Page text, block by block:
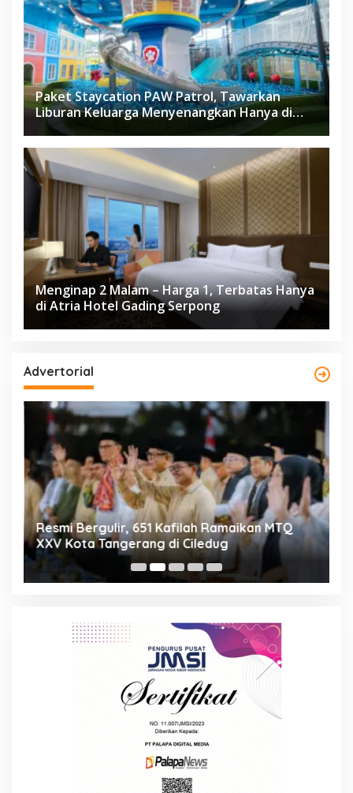
Paket Staycation PAW Patrol, Tawarkan
Liburan Keluarga Menyenangkan Hanya di
Herloom Hotel BSD
Menginap 2 Malam – Harga 1, Terbatas Hanya
di Atria Hotel Gading Serpong
Advertorial
Resmi Bergulir, 651 Kafilah Ramaikan MTQ
XXV Kota Tangerang di Ciledug